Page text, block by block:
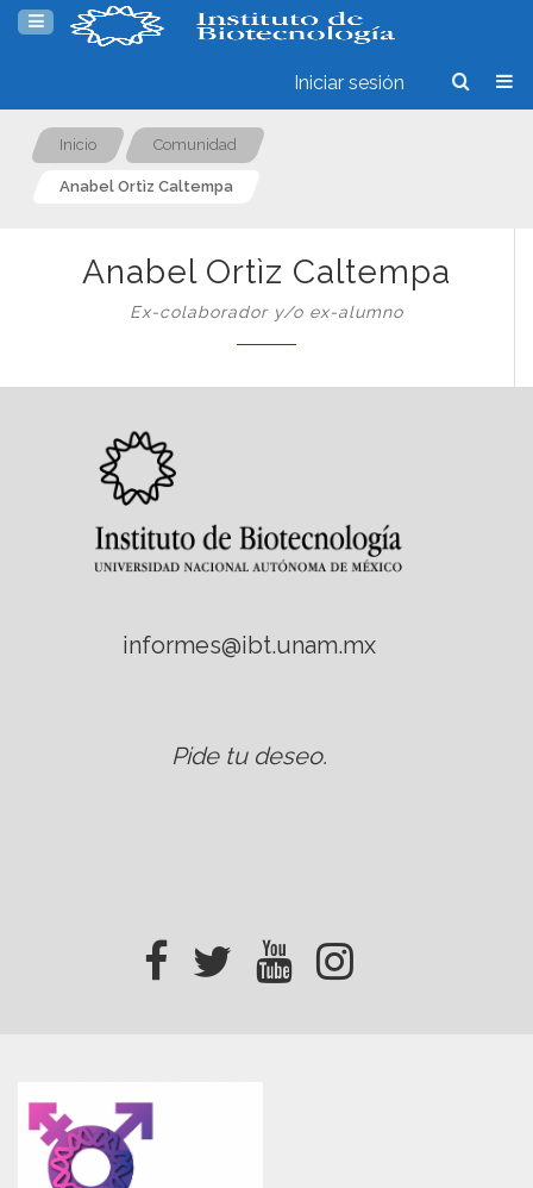
Iniciar sesión
Inicio Comunidad
Anabel Ortìz Caltempa
Anabel Ortìz Caltempa
Ex-colaborador y/o ex-alumno
informes@ibt.unam.mx
Pide tu deseo.